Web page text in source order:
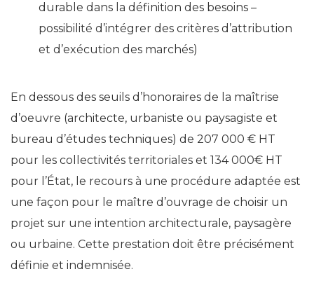
durable dans la définition des besoins –
possibilité d’intégrer des critères d’attribution
et d’exécution des marchés)
En dessous des seuils d’honoraires de la maîtrise
d’oeuvre (architecte, urbaniste ou paysagiste et
bureau d’études techniques) de 207 000 € HT
pour les collectivités territoriales et 134 000€ HT
pour l’État, le recours à une procédure adaptée est
une façon pour le maître d’ouvrage de choisir un
projet sur une intention architecturale, paysagère
ou urbaine. Cette prestation doit être précisément
définie et indemnisée.